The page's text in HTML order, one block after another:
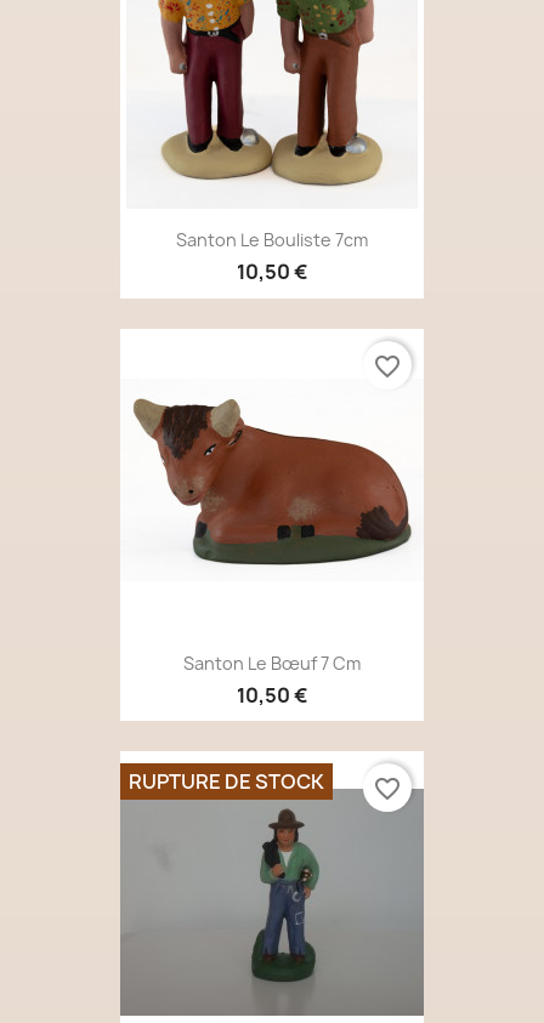
Santon Le Bouliste 7cm
10,50 €
Santon Le Bœuf 7 Cm
10,50 €
favorite_border
RUPTURE DE STOCK favorite_border